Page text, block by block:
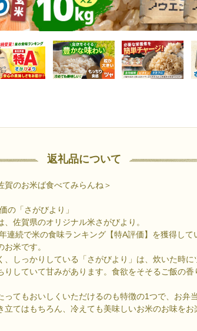
返礼品について
賀のお米ば食べてみらんね＞
の「さがびより」
、佐賀県のオリジナル米さがびより。
連続で米の食味ランキング【特A評価】を獲得して
米です。
、しっかりしている「さがびより」は、炊いた時に
りしていて甘みがあります。食欲をそそるご飯の香
ってもおいしくいただけるのも特徴の1つで、お弁
立てはもちろん、冷えても美味しいお米のお味をお